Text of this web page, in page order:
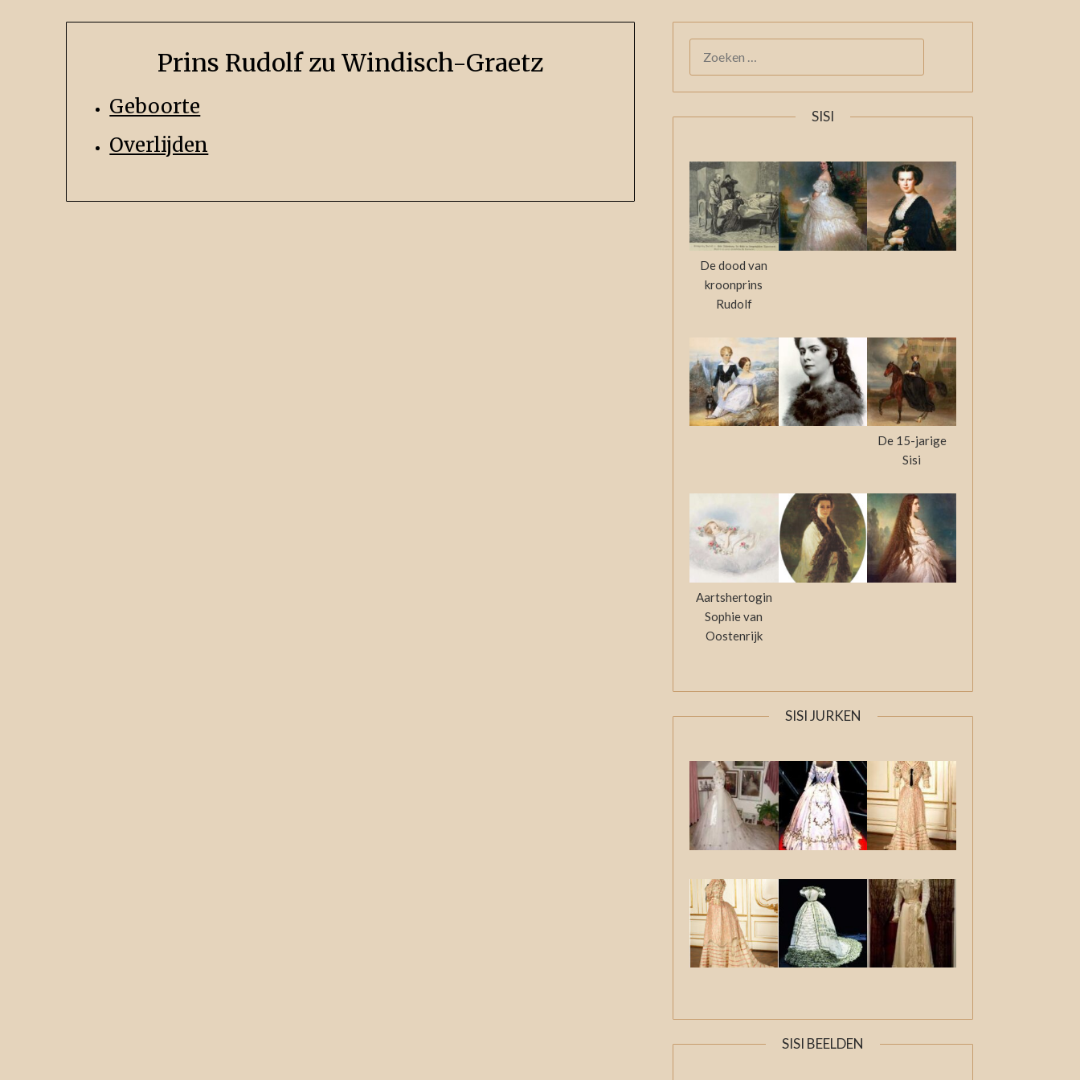
Prins Rudolf zu Windisch-Graetz
Geboorte
Overlijden
NAAR:
SISI
De dood van
kroonprins
Rudolf
De 15-jarige
Sisi
Aartshertogin
Sophie van
Oostenrijk
SISI JURKEN
SISI BEELDEN